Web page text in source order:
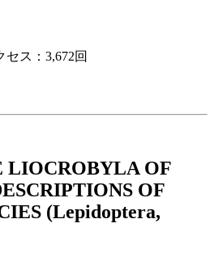
ス：3,672回
LIOCROBYLA OF
OF
(Lepidoptera,